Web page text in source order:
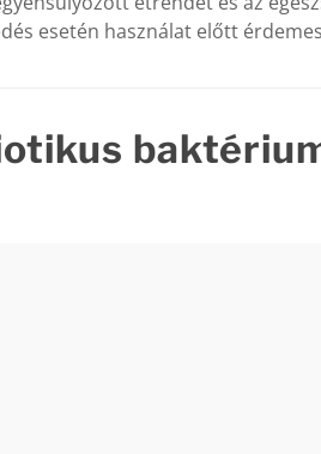
esetén használat előtt